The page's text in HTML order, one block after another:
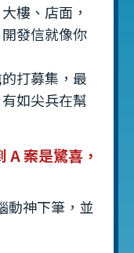
樓、店面，
發信就像你
打募集，最
如尖兵在幫
A 案是驚喜，
動神下筆，並